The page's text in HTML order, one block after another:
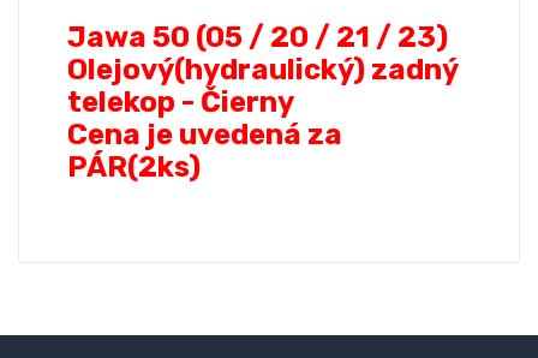
Jawa 50 (05 / 20 / 21 / 23)
Olejový(hydraulický) zadný
telekop - Čierny
Cena je uvedená za
PÁR(2ks)